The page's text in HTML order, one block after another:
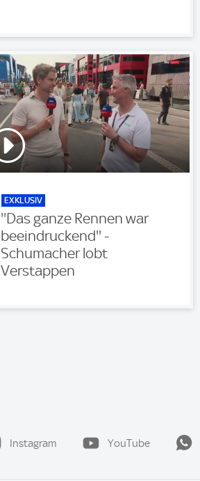
EXKLUSIV
''Das ganze Rennen war
beeindruckend'' -
Schumacher lobt
Verstappen
Instagram YouTube